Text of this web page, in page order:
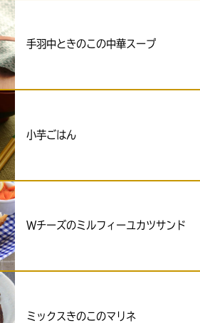
手羽中ときのこの中華スープ
小芋ごはん
Ｗチーズのミルフィーユカツサンド
ミックスきのこのマリネ